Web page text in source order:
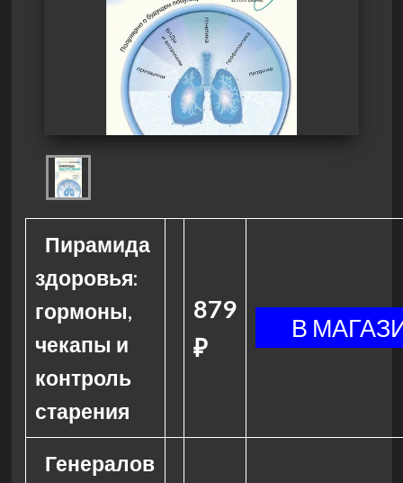
Пирамида
здоровья:
гормоны,
чекапы и
контроль
старения
879
₽
Генералов